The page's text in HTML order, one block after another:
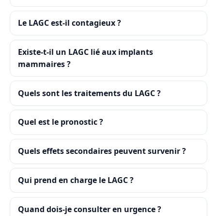
Le LAGC est-il contagieux ?
Existe-t-il un LAGC lié aux implants
mammaires ?
Quels sont les traitements du LAGC ?
Quel est le pronostic ?
Quels effets secondaires peuvent survenir ?
Qui prend en charge le LAGC ?
Quand dois-je consulter en urgence ?